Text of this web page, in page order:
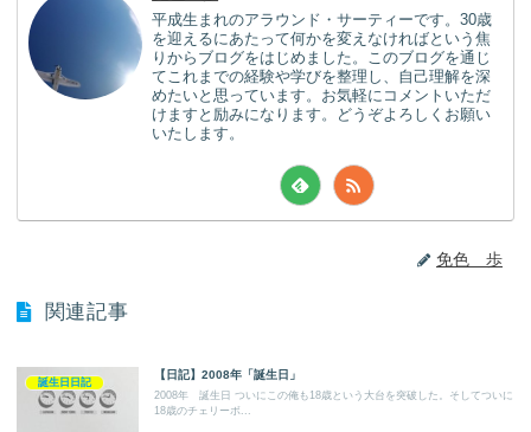
平成生まれのアラウンド・サーティーです。30歳
を迎えるにあたって何かを変えなければという焦
りからブログをはじめました。このブログを通じ
てこれまでの経験や学びを整理し、自己理解を深
めたいと思っています。お気軽にコメントいただ
けますと励みになります。どうぞよろしくお願い
いたします。
免色 歩
関連記事
誕生日日記
【日記】2008年「誕生日」
2008年 誕生日 ついにこの俺も18歳という大台を突破した。そしてついに
18歳のチェリーボ...